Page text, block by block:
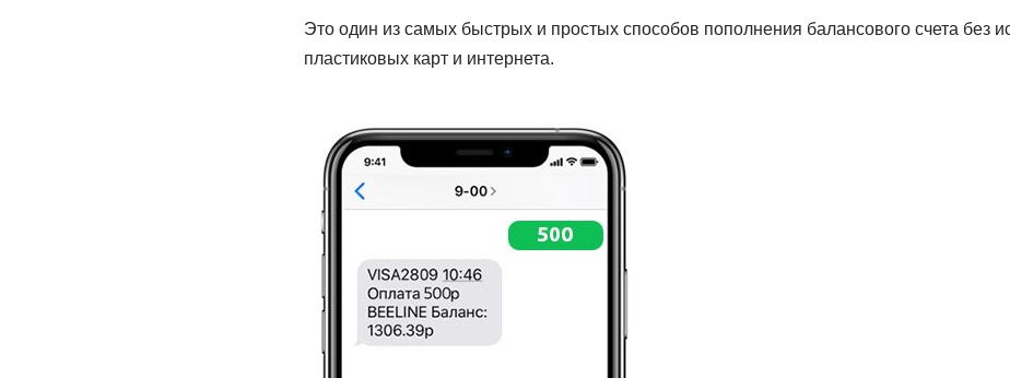
Это один из самых быстрых и простых способов пополнения балансового счета без
пластиковых карт и интернета.